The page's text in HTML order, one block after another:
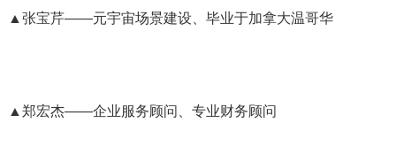
▲张宝芹——元宇宙场景建设、毕业于加拿大温哥华
▲郑宏杰——企业服务顾问、专业财务顾问